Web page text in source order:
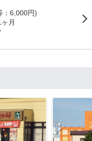
：6,000円)
ヶ月